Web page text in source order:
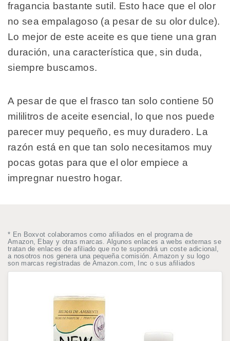
fragancia bastante sutil. Esto hace que el olor
no sea empalagoso (a pesar de su olor dulce).
Lo mejor de este aceite es que tiene una gran
duración, una característica que, sin duda,
siempre buscamos.
A pesar de que el frasco tan solo contiene 50
mililitros de aceite esencial, lo que nos puede
parecer muy pequeño, es muy duradero. La
razón está en que tan solo necesitamos muy
pocas gotas para que el olor empiece a
impregnar nuestro hogar.
* En Boxvot colaboramos como afiliados en el programa de
Amazon, Ebay y otras marcas. Algunos enlaces a webs externas se
tratan de enlaces de afiliado que no te supondrá un coste adicional,
a nosotros nos genera una pequeña comisión. Amazon y su logo
son marcas registradas de Amazon.com, Inc o sus afiliados